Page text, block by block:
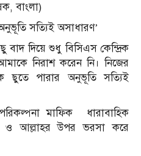
বাংলা)
সত্যিই অসাধারণ’
বাদ দিয়ে শুধু বিসিএস কেন্দ্রিক
নিরাশ করেন নি। নিজের
ছুতে পারার অনুভূতি সত্যিই
মাফিক ধারাবাহিক
ও আল্লাহর উপর ভরসা করে